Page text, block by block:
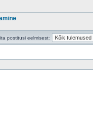
postitusi eelmisest: